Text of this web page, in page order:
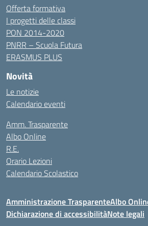
Offerta formativa
I progetti delle classi
PON 2014-2020
PNRR – Scuola Futura
ERASMUS PLUS
Novità
Le notizie
Calendario eventi
Amm. Trasparente
Albo Online
R.E.
Orario Lezioni
Calendario Scolastico
Amministrazione TrasparenteAlbo
Dichiarazione di accessibilitàNote legali